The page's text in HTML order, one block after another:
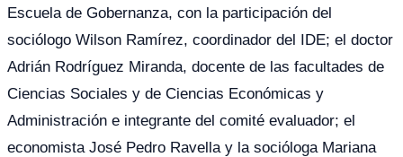
Escuela de Gobernanza, con la participación del
sociólogo Wilson Ramírez, coordinador del IDE; el doctor
Adrián Rodríguez Miranda, docente de las facultades de
Ciencias Sociales y de Ciencias Económicas y
Administración e integrante del comité evaluador; el
economista José Pedro Ravella y la socióloga Mariana